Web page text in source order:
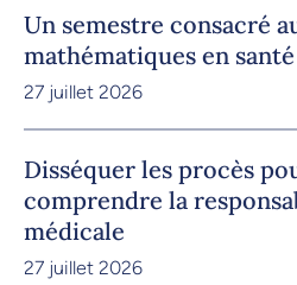
Un semestre consacré
mathématiques en santé
27 juillet 2026
Disséquer les procès
comprendre la
médicale
27 juillet 2026